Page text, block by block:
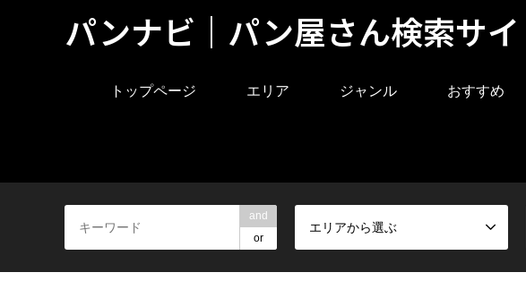
パンナビ｜パン屋さん検索サイ
トップページ エリア ジャンル おすすめ
and
or
エリアから選ぶ